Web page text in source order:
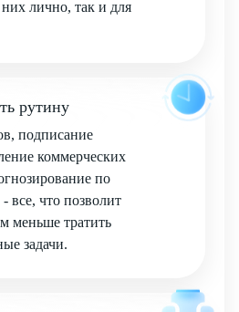
лично, так и для
рутину
подписание
коммерческих
по
- все, что позволит
меньше тратить
задачи.